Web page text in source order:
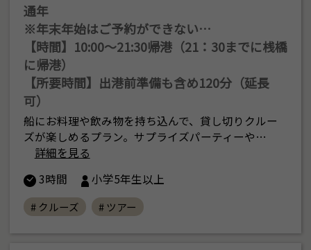
通年
※年末年始はご予約ができない…
【時間】10:00〜21:30帰港（21：30までに桟橋
に帰港）
【所要時間】出港前準備も含め120分（延長
可）
船にお料理や飲み物を持ち込んで、貸し切りクルー
ズが楽しめるプラン。サプライズパーティーや…
詳細を見る
3時間
小学5年生以上
# クルーズ # ツアー